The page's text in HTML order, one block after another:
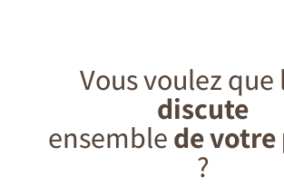
Vous voulez que
discute
ensemblede
?